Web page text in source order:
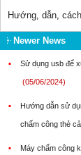
Hướng, dẫn, cách
Newer News
▪ Sử dụng usb để
(05/06/2024)
▪ Hướng dẫn sử
chấm công thẻ
▪ Máy chấm công